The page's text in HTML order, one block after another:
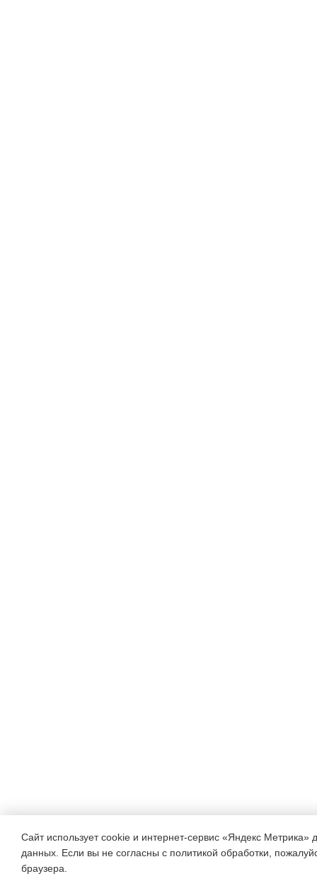
Сайт использует cookie и интернет-сервис «Яндекс Метрика»
данных. Если вы не согласны с политикой обработки,
браузера.